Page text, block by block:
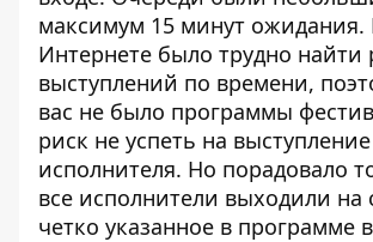
максимум 15 минут ожидания.
Интернете было трудно найти
выступлений по времени,
вас не было программы
риск не успеть на
исполнителя. Но порадовало
все исполнители выходили на
четко указанное в программе